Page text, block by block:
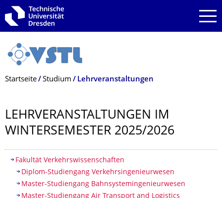
Zur Hauptnavigation springen
Zur Suche springen
Zum Inhalt springen
Breadcrumb-Menü
Startseite Studium Lehrveranstaltungen
LEHRVERANSTAL­TUNGEN IM
WINTERSEMESTER 2025/2026
Inhaltsverzeichnis
Fakultät Verkehrswissenschaften
Diplom-Studiengang Ver­kehrs­inge­nieur­wesen
Master-Studiengang Bahn­system­inge­nieur­wesen
Master-Studiengang Air Transport and Logistics